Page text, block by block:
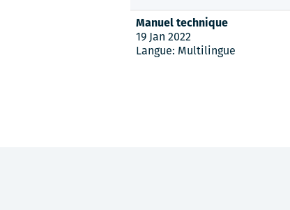
Manuel technique
19 Jan 2022
Langue: Multilingue